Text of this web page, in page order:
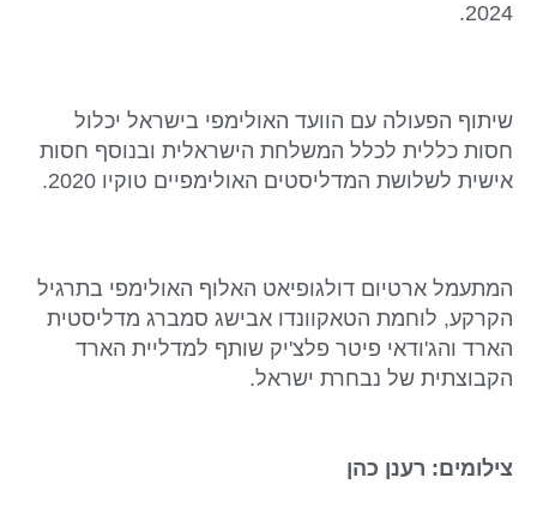
2024.
שיתוף הפעולה עם הוועד האולימפי בישראל יכלול
חסות כללית לכלל המשלחת הישראלית ובנוסף חסות
אישית לשלושת המדליסטים האולימפיים טוקיו 2020.
המתעמל ארטיום דולגופיאט האלוף האולימפי בתרגיל
הקרקע, לוחמת הטאקוונדו אבישג סמברג מדליסטית
הארד והג'ודאי פיטר פלצ'יק שותף למדליית הארד
הקבוצתית של נבחרת ישראל.
צילומים: רענן כהן